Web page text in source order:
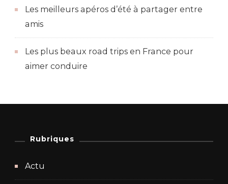
Les meilleurs apéros d’été à partager entre
amis
Les plus beaux road trips en France pour
aimer conduire
Rubriques
Actu